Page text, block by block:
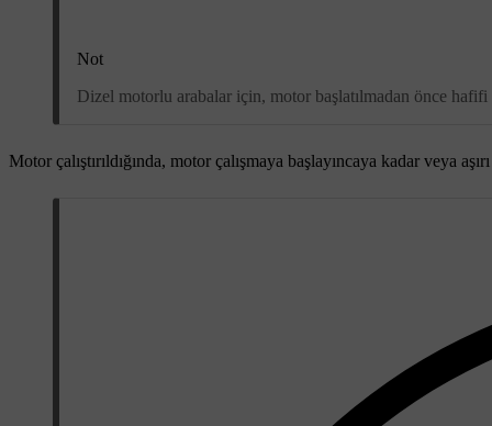
Not
Dizel motorlu arabalar için, motor başlatılmadan önce
Motor çalıştırıldığında, motor çalışmaya başlayıncaya kadar veya